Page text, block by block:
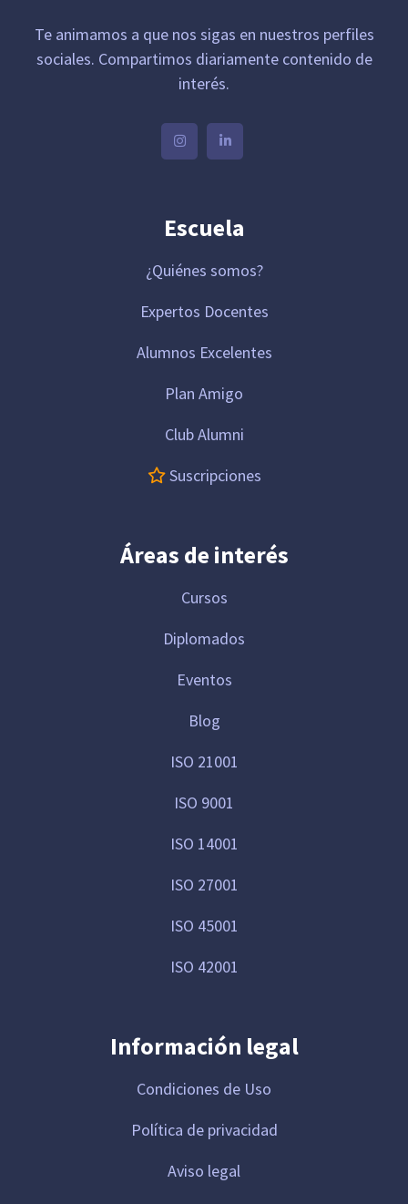
Te animamos a que nos sigas en nuestros perfiles
sociales. Compartimos diariamente contenido de
interés.
Escuela
¿Quiénes somos?
Expertos Docentes
Alumnos Excelentes
Plan Amigo
Club Alumni
Suscripciones
Áreas de interés
Cursos
Diplomados
Eventos
Blog
ISO 21001
ISO 9001
ISO 14001
ISO 27001
ISO 45001
ISO 42001
Información legal
Condiciones de Uso
Política de privacidad
Aviso legal